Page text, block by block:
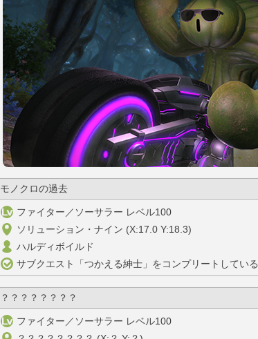
モノクロの過去
ファイター／ソーサラー レベル100
ソリューション・ナイン (X:17.0 Y:18.3)
ハルディボイルド
サブクエスト「つかえる紳士」をコンプリートしている
？？？？？？？？
ファイター／ソーサラー レベル100